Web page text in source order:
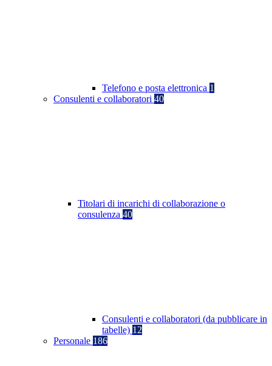
Telefono e posta elettronica 1
Consulenti e collaboratori 40
Titolari di incarichi di collaborazione o
consulenza 40
Consulenti e collaboratori (da pubblicare in
tabelle) 12
Personale 186